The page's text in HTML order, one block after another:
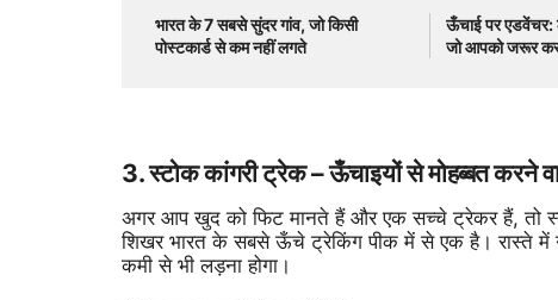
भारत के 7 सबसे सुंदर गांव, जो किसी
पोस्टकार्ड से कम नहीं लगते
ऊँचाई पर एडवेंचर:
जो आपको जरूर
3. स्टोक कांगरी ट्रेक – ऊँचाइयों से मोहब्बत करने
अगर आप खुद को फिट मानते हैं और एक सच्चे ट्रेकर हैं, तो
शिखर भारत के सबसे ऊँचे ट्रेकिंग पीक में से एक है। रास्ते में
कमी से भी लड़ना होगा।